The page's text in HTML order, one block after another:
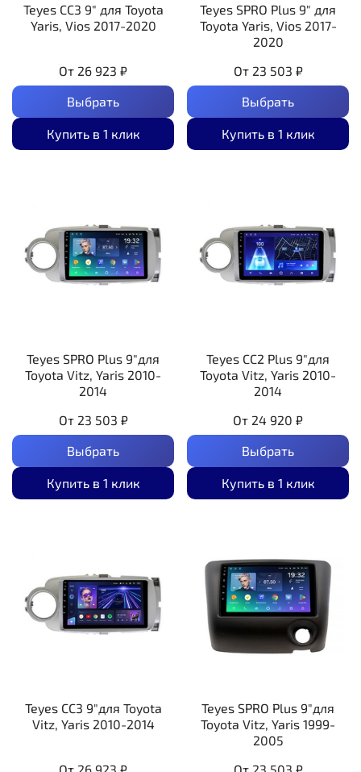
Teyes CC3 9" для Toyota
Yaris, Vios 2017-2020
От 26 923 ₽
Выбрать
Купить в 1 клик
Teyes SPRO Plus 9" для
Toyota Yaris, Vios 2017-
2020
От 23 503 ₽
Выбрать
Купить в 1 клик
Teyes SPRO Plus 9"для
Toyota Vitz, Yaris 2010-
2014
От 23 503 ₽
Выбрать
Купить в 1 клик
Teyes CC2 Plus 9"для
Toyota Vitz, Yaris 2010-
2014
От 24 920 ₽
Выбрать
Купить в 1 клик
Teyes CC3 9"для Toyota
Vitz, Yaris 2010-2014
Teyes SPRO Plus 9"для
Toyota Vitz, Yaris 1999-
2005